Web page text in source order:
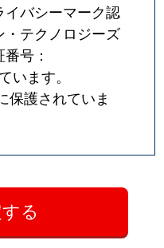
イバシーマーク認
・テクノロジーズ
号：
います。
保護されていま